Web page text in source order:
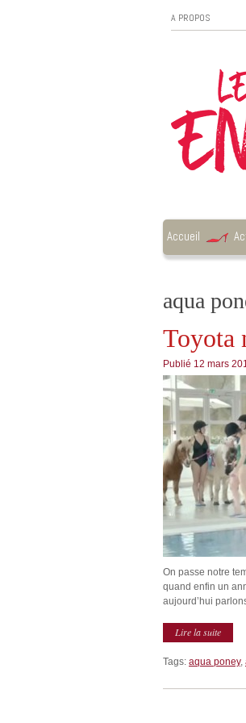
A PROPOS
Accueil
aqua
Toyota
Publié 12 mars
On passe notre
quand enfin un
aujourd’hui
Lire la suite
Tags: aqua poney,